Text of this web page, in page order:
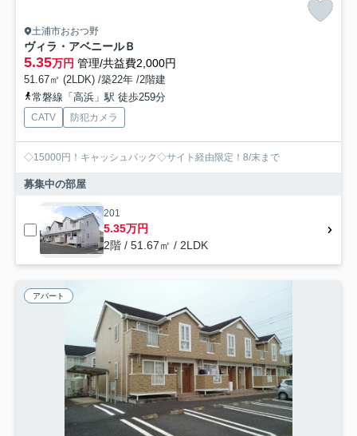
土浦市おおつ野
ヴィラ・アベニールＢ
5.35万円 管理/共益費2,000円
51.67㎡ (2LDK) /築22年 /2階建
常磐線「高浜」駅 徒歩259分
CATV 防犯カメラ
◇15000円！キャッシュバック◇サイト経由限定！8/末まで
募集中の部屋
201
5.35万円
2階 / 51.67㎡ / 2LDK
アパート